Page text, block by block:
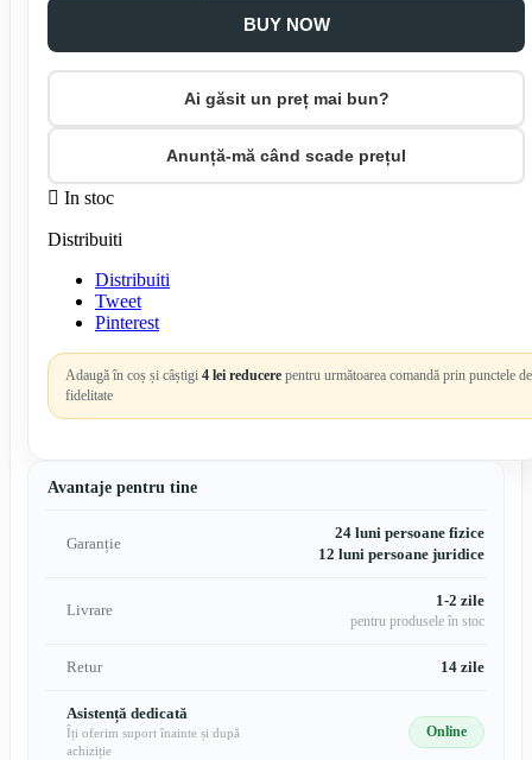
Avantaje pentru tine
Garanție
24 luni persoane fizice
12 luni persoane juridice
Livrare
1-2 zile
pentru produsele în stoc
Retur 14 zile
Asistență dedicată
Îți oferim suport înainte și după
achiziție
Online
BUY NOW
Ai găsit un preț mai bun?
Anunță-mă când scade prețul
 In stoc
Distribuiti
Distribuiti
Tweet
Pinterest
Adaugă în coș și câștigi 4 lei reducere pentru următoarea comandă prin punctele de
fidelitate